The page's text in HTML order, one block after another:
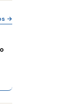
→